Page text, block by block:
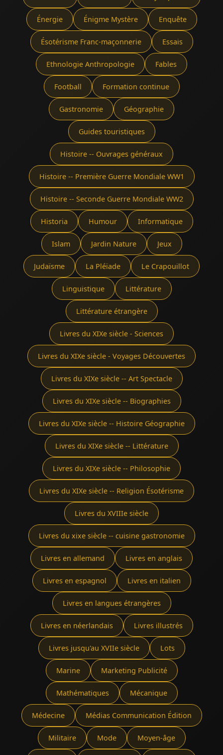
Énergie Énigme Mystère Enquête
Ésotérisme Franc-maçonnerie Essais
Ethnologie Anthropologie Fables
Football Formation continue
Gastronomie Géographie
Guides touristiques
Histoire -- Ouvrages généraux
Histoire -- Première Guerre Mondiale WW1
Histoire -- Seconde Guerre Mondiale WW2
Historia Humour Informatique
Islam Jardin Nature Jeux
Judaïsme La Pléïade Le Crapouillot
Linguistique Littérature
Littérature étrangère
Livres du XIXe siècle - Sciences
Livres du XIXe siècle - Voyages Découvertes
Livres du XIXe siècle -- Art Spectacle
Livres du XIXe siècle -- Biographies
Livres du XIXe siècle -- Histoire Géographie
Livres du XIXe siècle -- Littérature
Livres du XIXe siècle -- Philosophie
Livres du XIXe siècle -- Religion Ésotérisme
Livres du XVIIIe siècle
Livres du xixe siècle -- cuisine gastronomie
Livres en allemand Livres en anglais
Livres en espagnol Livres en italien
Livres en langues étrangères
Livres en néerlandais Livres illustrés
Livres jusqu'au XVIIe siècle Lots
Marine Marketing Publicité
Mathématiques Mécanique
Médecine Médias Communication Édition
Militaire Mode Moyen-âge